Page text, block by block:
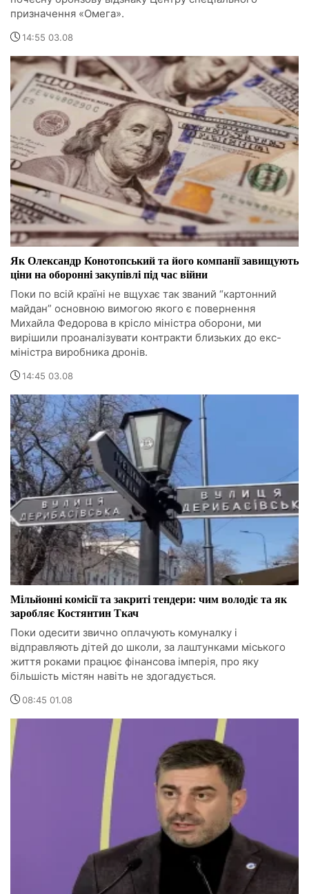
призначення «Омега».
14:55 03.08
Як Олександр Конотопський та його компанії завищують
ціни на оборонні закупівлі під час війни
Поки по всій країні не вщухає так званий “картонний
майдан” основною вимогою якого є повернення
Михайла Федорова в крісло міністра оборони, ми
вирішили проаналізувати контракти близьких до екс-
міністра виробника дронів.
14:45 03.08
Мільйонні комісії та закриті тендери: чим володіє та як
заробляє Костянтин Ткач
Поки одесити звично оплачують комуналку і
відправляють дітей до школи, за лаштунками міського
життя роками працює фінансова імперія, про яку
більшість містян навіть не здогадується.
08:45 01.08